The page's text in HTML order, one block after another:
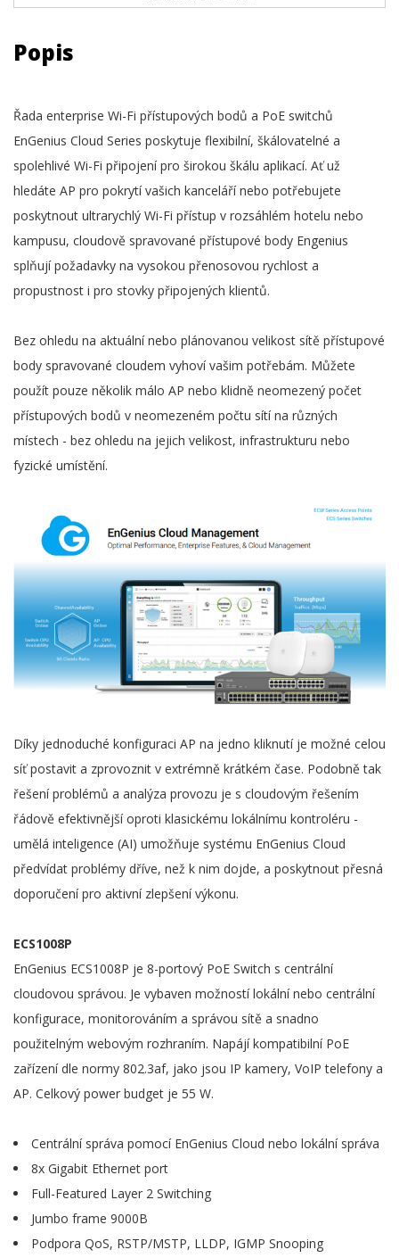
Popis
Řada enterprise Wi-Fi přístupových bodů a PoE switchů
EnGenius Cloud Series poskytuje flexibilní, škálovatelné a
spolehlivé Wi-Fi připojení pro širokou škálu aplikací. Ať už
hledáte AP pro pokrytí vašich kanceláří nebo potřebujete
poskytnout ultrarychlý Wi-Fi přístup v rozsáhlém hotelu nebo
kampusu, cloudově spravované přístupové body Engenius
splňují požadavky na vysokou přenosovou rychlost a
propustnost i pro stovky připojených klientů.
Bez ohledu na aktuální nebo plánovanou velikost sítě přístupové
body spravované cloudem vyhoví vašim potřebám. Můžete
použít pouze několik málo AP nebo klidně neomezený počet
přístupových bodů v neomezeném počtu sítí na různých
místech - bez ohledu na jejich velikost, infrastrukturu nebo
fyzické umístění.
Díky jednoduché konfiguraci AP na jedno kliknutí je možné celou
síť postavit a zprovoznit v extrémně krátkém čase. Podobně tak
řešení problémů a analýza provozu je s cloudovým řešením
řádově efektivnější oproti klasickému lokálnímu kontroléru -
umělá inteligence (AI) umožňuje systému EnGenius Cloud
předvídat problémy dříve, než k nim dojde, a poskytnout přesná
doporučení pro aktivní zlepšení výkonu.
ECS1008P
EnGenius ECS1008P je 8-portový PoE Switch s centrální
cloudovou správou. Je vybaven možností lokální nebo centrální
konfigurace, monitorováním a správou sítě a snadno
použitelným webovým rozhraním. Napájí kompatibilní PoE
zařízení dle normy 802.3af, jako jsou IP kamery, VoIP telefony a
AP. Celkový power budget je 55 W.
Centrální správa pomocí EnGenius Cloud nebo lokální správa
8x Gigabit Ethernet port
Full-Featured Layer 2 Switching
Jumbo frame 9000B
Podpora QoS, RSTP/MSTP, LLDP, IGMP Snooping